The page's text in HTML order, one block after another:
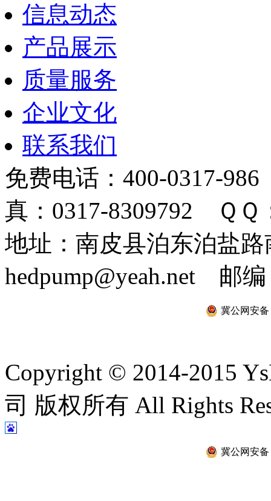
信息动态
产品展示
质量服务
企业文化
联系我们
免费电话：400-0317-
真：0317-8309792 ＱＱ
地址：南皮县泊东泊盐
hedpump@yeah.net 邮编
冀公网安备
Copyright © 2014-2015
司 版权所有 All Rights
冀公网安备